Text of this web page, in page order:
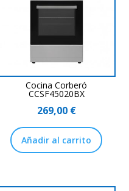
Cocina Corberó
CCSF45020BX
269,00 €
Añadir al carrito